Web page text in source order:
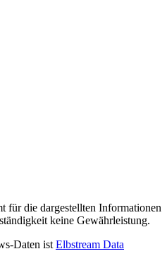
für die dargestellten Informationen
keine Gewährleistung.
Daten ist Elbstream Data